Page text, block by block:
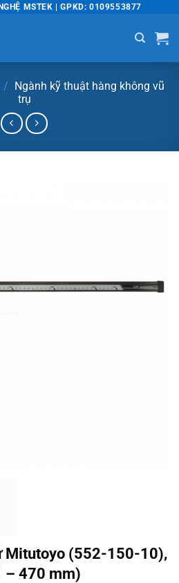
MSTEK | GPKD: 0109553877
/ Ngành kỹ thuật hàng không vũ
trụ
Mitutoyo (552-150-10),
– 470 mm)